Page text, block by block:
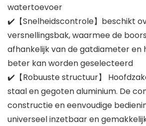
watertoevoer
✔️【Snelheidscontrole】beschikt
versnellingsbak, waarmee de
afhankelijk van de gatdiameter en
beter kan worden geselecteerd
✔️【Robuuste structuur】
staal en gegoten aluminium. De
constructie en eenvoudige
universeel inzetbaar en